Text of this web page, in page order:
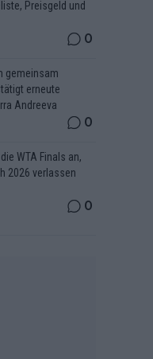
Preisgeld und
0
gemeinsam
erneute
Andreeva
0
WTA Finals an,
2026 verlassen
0